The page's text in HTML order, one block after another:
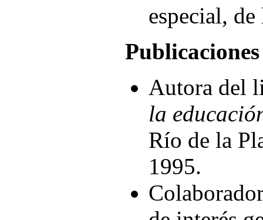
especial,
Publicaciones
Autora del
la
Río de la
1995.